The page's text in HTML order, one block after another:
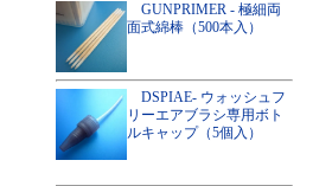
GUNPRIMER - 極細両
面式綿棒（500本入）
DSPIAE- ウォッシュフ
リーエアブラシ専用ボト
ルキャップ（5個入）